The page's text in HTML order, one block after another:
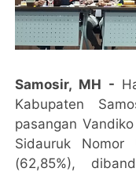
Samosir, MH -
Kabupaten
pasangan
Sidauruk
(62,85%),